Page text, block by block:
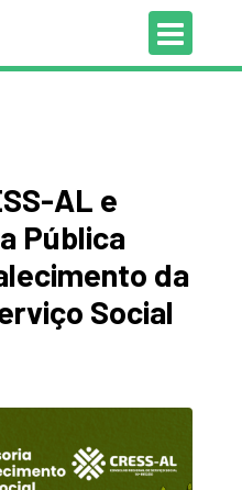
AL e
Pública
da
Social